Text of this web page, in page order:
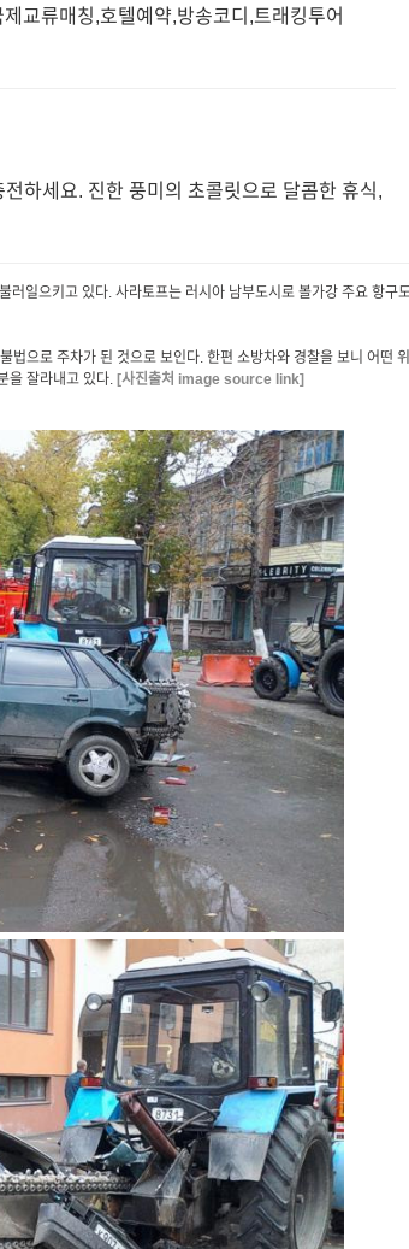
교류매칭,호텔예약,방송코디,트래킹투어
하세요. 진한 풍미의 초콜릿으로 달콤한 휴식,
일으키고 있다. 사라토프는 러시아 남부도시로 볼가강 주요 항구
법으로 주차가 된 것으로 보인다. 한편 소방차와 경찰을 보니 어떤 위
을 잘라내고 있다. [사진출처 image source link]